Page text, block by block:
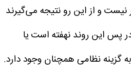
نیست و از این رو نتیجه می‌گیرند
پس این روند نهفته است یا
گزینه نظامی همچنان وجود دارد.